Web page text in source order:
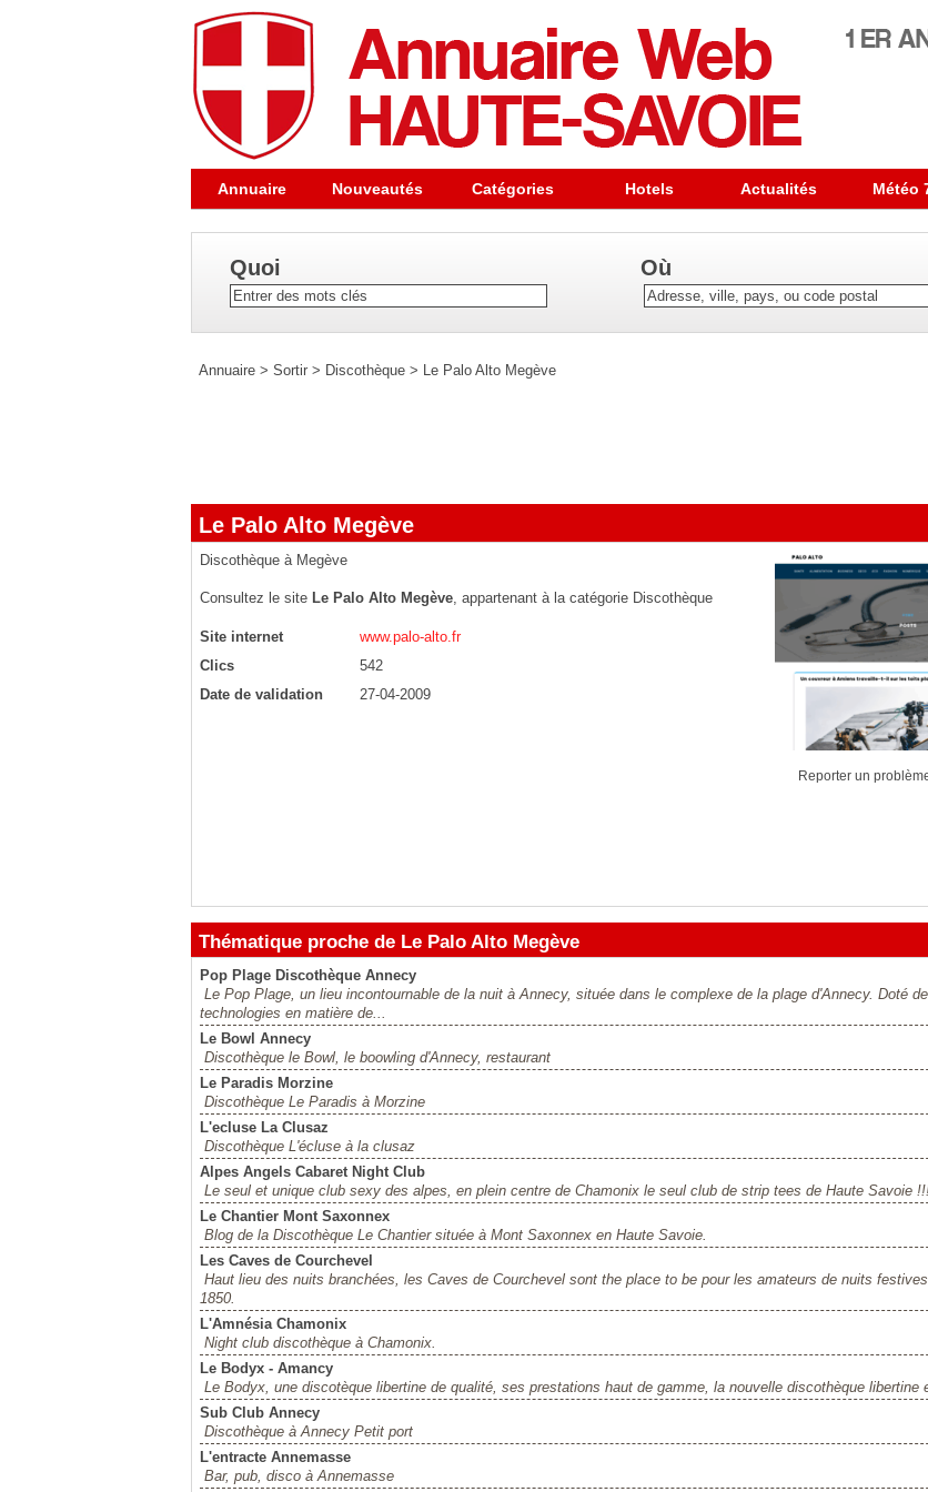
Annuaire Nouveautés Catégories Hotels Actualités Météo
Quoi Où
Annuaire > Sortir > Discothèque > Le Palo Alto Megève
Le Palo Alto Megève
Discothèque à Megève
Consultez le site Le Palo Alto Megève, appartenant à la catégorie Discothèque
Site internet
www.palo-alto.fr
Clics
542
Date de validation
27-04-2009
Reporter un
Thématique proche de Le Palo Alto Megève
Pop Plage Discothèque Annecy
Le Pop Plage, un lieu incontournable de la nuit à Annecy, située dans le complexe de la plage d'Annecy. Doté
technologies en matière de...
Le Bowl Annecy
Discothèque le Bowl, le boowling d'Annecy, restaurant
Le Paradis Morzine
Discothèque Le Paradis à Morzine
L'ecluse La Clusaz
Discothèque L'écluse à la clusaz
Alpes Angels Cabaret Night Club
Le seul et unique club sexy des alpes, en plein centre de Chamonix le seul club de strip tees de Haute Savoie
Le Chantier Mont Saxonnex
Blog de la Discothèque Le Chantier située à Mont Saxonnex en Haute Savoie.
Les Caves de Courchevel
Haut lieu des nuits branchées, les Caves de Courchevel sont the place to be pour les amateurs de nuits
1850.
L'Amnésia Chamonix
Night club discothèque à Chamonix.
Le Bodyx - Amancy
Le Bodyx, une discotèque libertine de qualité, ses prestations haut de gamme, la nouvelle discothèque libertine
Sub Club Annecy
Discothèque à Annecy Petit port
L'entracte Annemasse
Bar, pub, disco à Annemasse